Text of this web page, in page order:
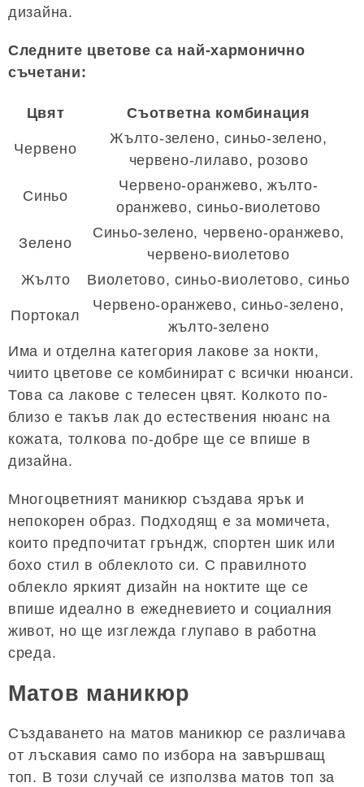
дизайна.
Следните цветове са най-хармонично
съчетани:
Цвят Съответна комбинация
Червено
Жълто-зелено, синьо-зелено,
червено-лилаво, розово
Синьо
Червено-оранжево, жълто-
оранжево, синьо-виолетово
Зелено
Синьо-зелено, червено-оранжево,
червено-виолетово
Жълто
Виолетово, синьо-виолетово, синьо
Портокал
Червено-оранжево, синьо-зелено,
жълто-зелено
Има и отделна категория лакове за нокти,
чиито цветове се комбинират с всички нюанси.
Това са лакове с телесен цвят. Колкото по-
близо е такъв лак до естествения нюанс на
кожата, толкова по-добре ще се впише в
дизайна.
Многоцветният маникюр създава ярък и
непокорен образ. Подходящ е за момичета,
които предпочитат гръндж, спортен шик или
бохо стил в облеклото си. С правилното
облекло яркият дизайн на ноктите ще се
впише идеално в ежедневието и социалния
живот, но ще изглежда глупаво в работна
среда.
Матов маникюр
Създаването на матов маникюр се различава
от лъскавия само по избора на завършващ
топ. В този случай се използва матов топ за